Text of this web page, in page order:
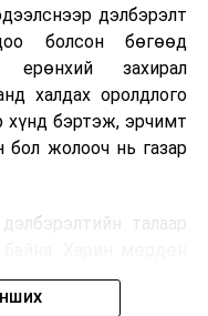
сайд мэдэгджээ.
дэлбэрэлт
болсон бөгөөд
ерөнхий захирал
халдах оролдлого
хүнд бэртэж, эрчимт
бол жолооч нь газар
талаар
аюултай аргаар
гэх үндэслэлээр